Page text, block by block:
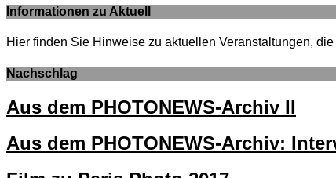
Informationen zu Aktuell
Hier finden Sie Hinweise zu aktuellen Veranstaltungen,
Nachschlag
Aus dem PHOTONEWS-Archiv II
Aus dem PHOTONEWS-Archiv: